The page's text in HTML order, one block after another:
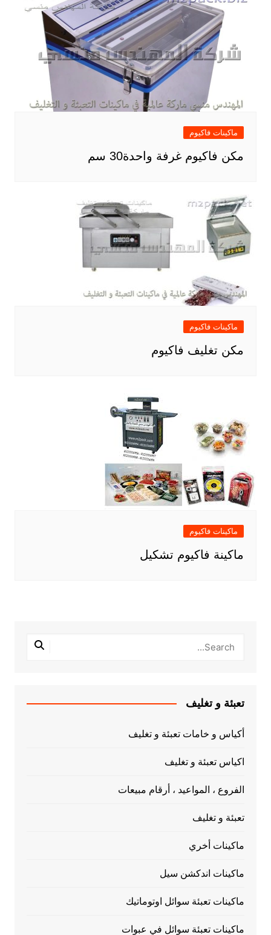
ماكينات فاكيوم
مكن فاكيوم غرفة واحدة30 سم
ماكينات فاكيوم
مكن تغليف فاكيوم
ماكينات فاكيوم
ماكينة فاكيوم تشكيل
تعبئة و تغليف
أكياس و خامات تعبئة و تغليف
اكياس تعبئة و تغليف
الفروع ، المواعيد ، أرقام مبيعات
تعبئة و تغليف
ماكينات أخري
ماكينات اندكشن سيل
ماكينات تعبئة سوائل اوتوماتيك
ماكينات تعبئة سوائل في عبوات